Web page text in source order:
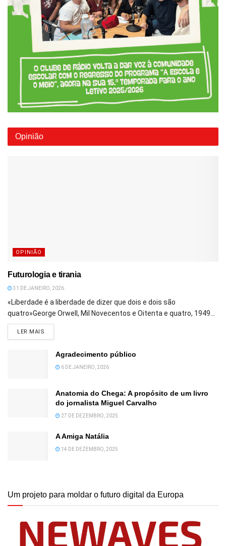
Opinião
OPINIÃO
Futurologia e tirania
31 DE JANEIRO, 2026
«Liberdade é a liberdade de dizer que dois e dois são
quatro»George Orwell, Mil Novecentos e Oitenta e quatro, 1949...
LER MAIS
Agradecimento público
6 DE JANEIRO, 2026
Anatomia do Chega: A propósito de um livro
do jornalista Miguel Carvalho
27 DE DEZEMBRO, 2025
A Amiga Natália
14 DE DEZEMBRO, 2025
Um projeto para moldar o futuro digital da Europa